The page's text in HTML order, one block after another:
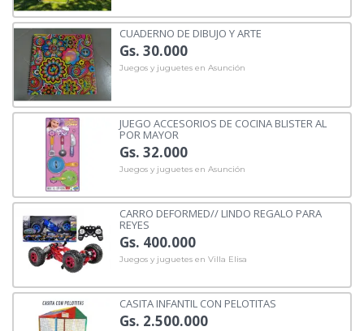
CUADERNO DE DIBUJO Y ARTE
Gs. 30.000
Juegos y juguetes en Asunción
JUEGO ACCESORIOS DE COCINA BLISTER AL
POR MAYOR
Gs. 32.000
Juegos y juguetes en Asunción
CARRO DEFORMED// LINDO REGALO PARA
REYES
Gs. 400.000
Juegos y juguetes en Villa Elisa
CASITA INFANTIL CON PELOTITAS
Gs. 2.500.000